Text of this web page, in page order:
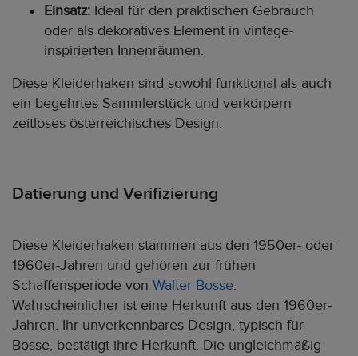
Einsatz: Ideal für den praktischen Gebrauch
oder als dekoratives Element in vintage-
inspirierten Innenräumen.
Diese Kleiderhaken sind sowohl funktional als auch
ein begehrtes Sammlerstück und verkörpern
zeitloses österreichisches Design.
Datierung und Verifizierung
Diese Kleiderhaken stammen aus den 1950er- oder
1960er-Jahren und gehören zur frühen
Schaffensperiode von Walter Bosse.
Wahrscheinlicher ist eine Herkunft aus den 1960er-
Jahren. Ihr unverkennbares Design, typisch für
Bosse, bestätigt ihre Herkunft. Die ungleichmäßig